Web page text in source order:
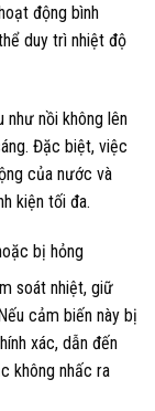
động bình
duy trì nhiệt độ
như nồi không lên
Đặc biệt, việc
của nước và
kiện tối đa.
bị hỏng
soát nhiệt, giữ
cảm biến này bị
xác, dẫn đến
không nhấc ra